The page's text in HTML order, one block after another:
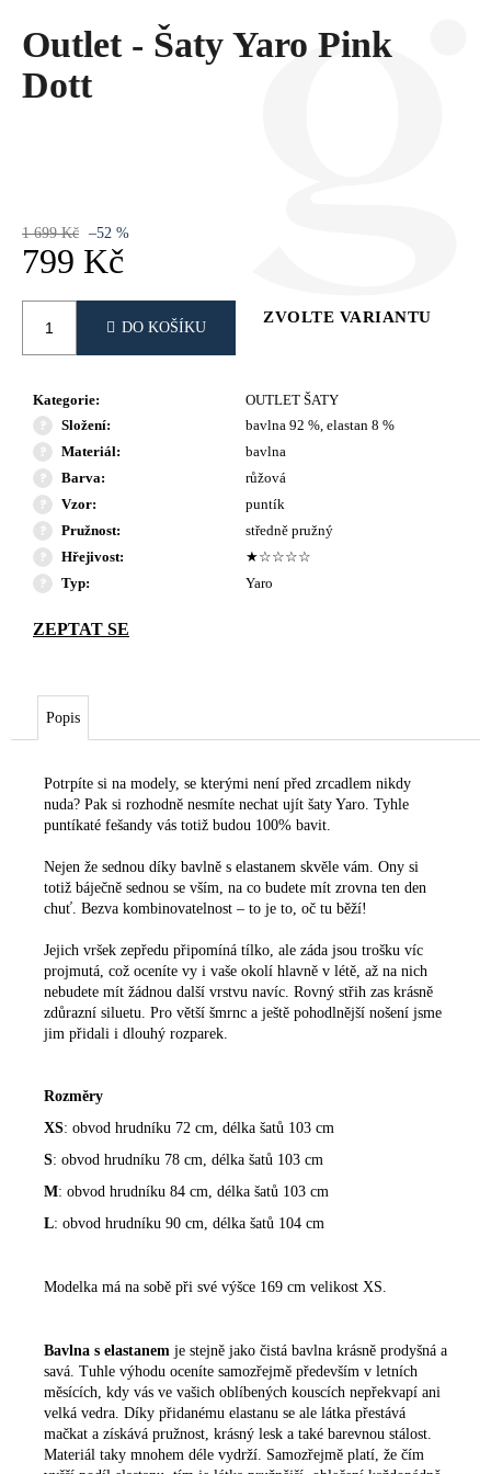
Outlet - Šaty Yaro Pink
Dott
1 699 Kč –52 %
799 Kč
DO KOŠÍKU
ZVOLTE VARIANTU
Kategorie:
OUTLET ŠATY
Složení:
bavlna 92 %, elastan 8 %
Materiál:
bavlna
Barva:
růžová
Vzor:
puntík
Pružnost:
středně pružný
Hřejivost:
★☆☆☆☆
Typ: Yaro
Popis
Potrpíte si na modely, se kterými není před zrcadlem nikdy
nuda? Pak si rozhodně nesmíte nechat ujít šaty Yaro. Tyhle
puntíkaté fešandy vás totiž budou 100% bavit.
Nejen že sednou díky bavlně s elastanem skvěle vám. Ony si
totiž báječně sednou se vším, na co budete mít zrovna ten den
chuť. Bezva kombinovatelnost – to je to, oč tu běží!
Jejich vršek zepředu připomíná tílko, ale záda jsou trošku víc
projmutá, což oceníte vy i vaše okolí hlavně v létě, až na nich
nebudete mít žádnou další vrstvu navíc. Rovný střih zas krásně
zdůrazní siluetu. Pro větší šmrnc a ještě pohodlnější nošení jsme
jim přidali i dlouhý rozparek.
Rozměry
XS: obvod hrudníku 72 cm, délka šatů 103 cm
S: obvod hrudníku 78 cm, délka šatů 103 cm
M: obvod hrudníku 84 cm, délka šatů 103 cm
L: obvod hrudníku 90 cm, délka šatů 104 cm
Modelka má na sobě při své výšce 169 cm velikost XS.
Bavlna s elastanem je stejně jako čistá bavlna krásně prodyšná a
savá. Tuhle výhodu oceníte samozřejmě především v letních
měsících, kdy vás ve vašich oblíbených kouscích nepřekvapí ani
velká vedra. Díky přidanému elastanu se ale látka přestává
mačkat a získává pružnost, krásný lesk a také barevnou stálost.
Materiál taky mnohem déle vydrží. Samozřejmě platí, že čím
U
J
E
M